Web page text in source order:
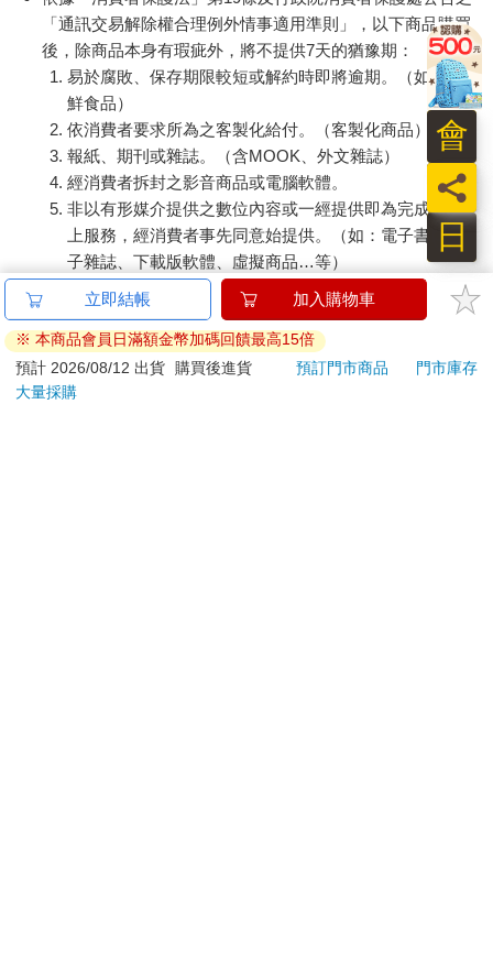
「通訊交易解除權合理例外情事適用準則」，以下商品購買
後，除商品本身有瑕疵外，將不提供7天的猶豫期：
易於腐敗、保存期限較短或解約時即將逾期。（如：生
鮮食品）
依消費者要求所為之客製化給付。（客製化商品）
報紙、期刊或雜誌。（含MOOK、外文雜誌）
經消費者拆封之影音商品或電腦軟體。
非以有形媒介提供之數位內容或一經提供即為完成之線
上服務，經消費者事先同意始提供。（如：電子書、電
子雜誌、下載版軟體、虛擬商品…等）
已拆封之個人衛生用品。（如：內衣褲、刮鬍刀、除毛
若非上列種類商品，均享有到貨7天的猶豫期（含例假
日）。
辦理退換貨時，商品（組合商品恕無法接受單獨退貨）必須
立即結帳 加入購物車
※ 本商品會員日滿額金幣加碼回饋最高15倍
預計 2026/08/12 出貨
購買後進貨 預訂門市商品
門市庫存
大量採購
日
員
會